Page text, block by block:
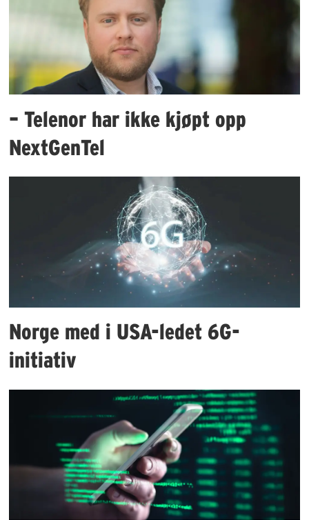
– Telenor har ikke kjøpt opp
NextGenTel
Norge med i USA-ledet 6G-
initiativ